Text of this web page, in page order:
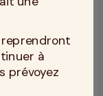
à
prévoyez